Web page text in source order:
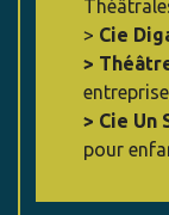
> Cie
>
entreprise
> Cie Un
pour